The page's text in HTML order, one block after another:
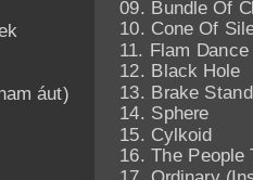
áut)
09. Bundle Of
10. Cone Of
11. Flam Dance
12. Black Hole
13. Brake Stand
14. Sphere
15. Cylkoid
16. The People